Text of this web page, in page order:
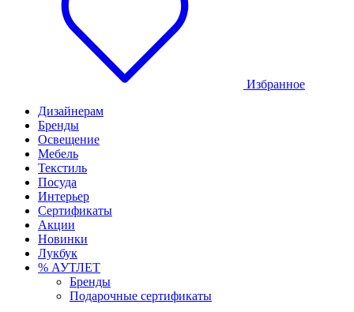
Избранное
Дизайнерам
Бренды
Освещение
Мебель
Текстиль
Посуда
Интерьер
Сертификаты
Акции
Новинки
Лукбук
% АУТЛЕТ
Бренды
Подарочные сертификаты